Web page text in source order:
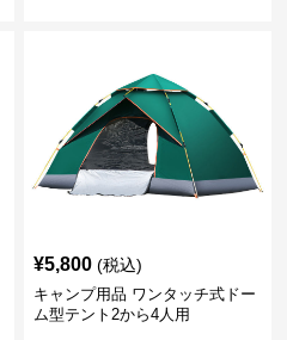
¥5,800 (税込)
キャンプ用品 ワンタッチ式ドー
ム型テント2から4人用